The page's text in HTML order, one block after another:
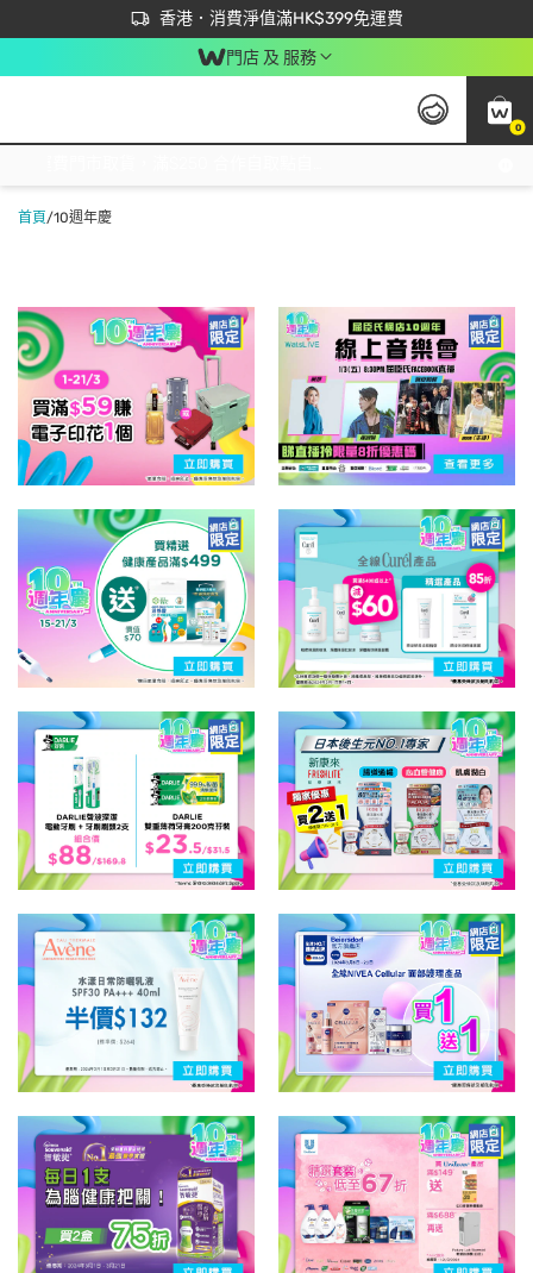
香港．消費淨值滿HK$399免運費
立即成為易賞錢會員盡享獨家優惠
首次APP下單買滿$450 輸入 NEWAPP 即減$50
門店 及 服務
0
首頁/10週年慶